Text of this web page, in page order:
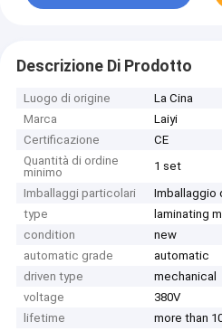
Descrizione Di Prodotto
Luogo di origine
La Cina
Marca
Laiyi
Certificazione
CE
Quantità di ordine
minimo
1 set
Imballaggi particolari
Imballaggio
type
laminating
condition
new
automatic grade
automatic
driven type
mechanical
voltage
380V
lifetime
more than